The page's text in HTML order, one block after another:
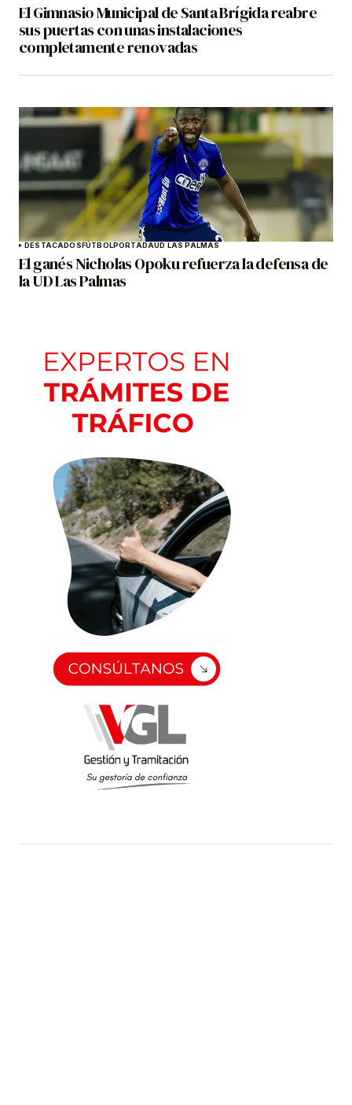
El Gimnasio Municipal de Santa Brígida reabre
sus puertas con unas instalaciones
completamente renovadas
DESTACADOSFÚTBOLPORTADAUD LAS PALMAS
El ganés Nicholas Opoku refuerza la defensa de
la UD Las Palmas